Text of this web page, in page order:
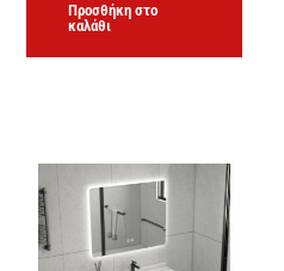
Προσθήκη στο
καλάθι